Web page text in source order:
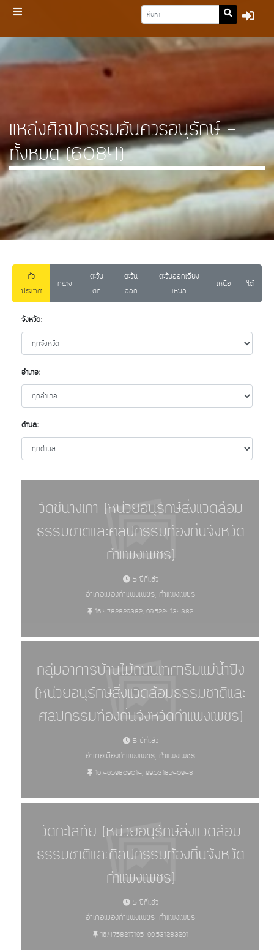
แหล่งศิลปกรรมอันควรอนุรักษ์ -
ทั้งหมด (6084)
แหล่งศิลปกรรมอันควรอนุรักษ์ -
ทั้งหมด (6084)
แหล่งศิลปกรรมอันควรอนุรักษ์ -
ทั้งหมด (6084)
ทั่ว
ประเทศ
กลาง
ตะวัน
ตก
ตะวัน
ออก
ตะวันออกเฉียง
เหนือ
เหนือ ใต้
จังหวัด:
อำเภอ:
ตำบล:
วัดชีนางเกา (หน่วยอนุรักษ์สิ่งแวดล้อม
ธรรมชาติและศิลปกรรมท้องถิ่นจังหวัด
กำแพงเพชร)
5 ปีที่แล้ว
อำเภอเมืองกำแพงเพชร, กำแพงเพชร
16.4782829382, 99.5224134382
กลุ่มอาคารบ้านไม้ถนนเทศาริมแม่น้ำปิง
(หน่วยอนุรักษ์สิ่งแวดล้อมธรรมชาติและ
ศิลปกรรมท้องถิ่นจังหวัดกำแพงเพชร)
5 ปีที่แล้ว
อำเภอเมืองกำแพงเพชร, กำแพงเพชร
16.4659809014, 99.5318540948
วัดกะโลทัย (หน่วยอนุรักษ์สิ่งแวดล้อม
ธรรมชาติและศิลปกรรมท้องถิ่นจังหวัด
กำแพงเพชร)
5 ปีที่แล้ว
อำเภอเมืองกำแพงเพชร, กำแพงเพชร
16.4758217195, 99.531283291